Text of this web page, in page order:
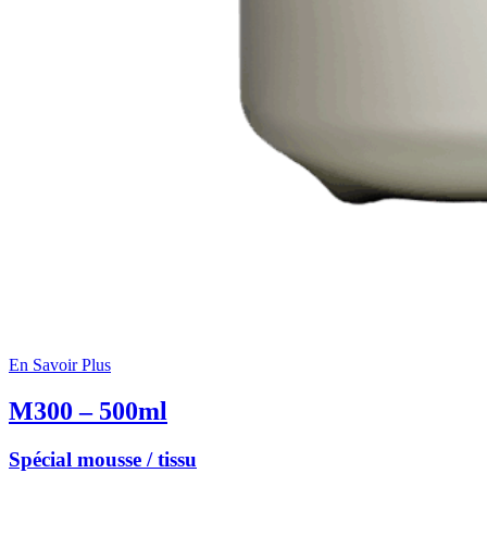
En Savoir Plus
M300 – 500ml
Spécial mousse / tissu